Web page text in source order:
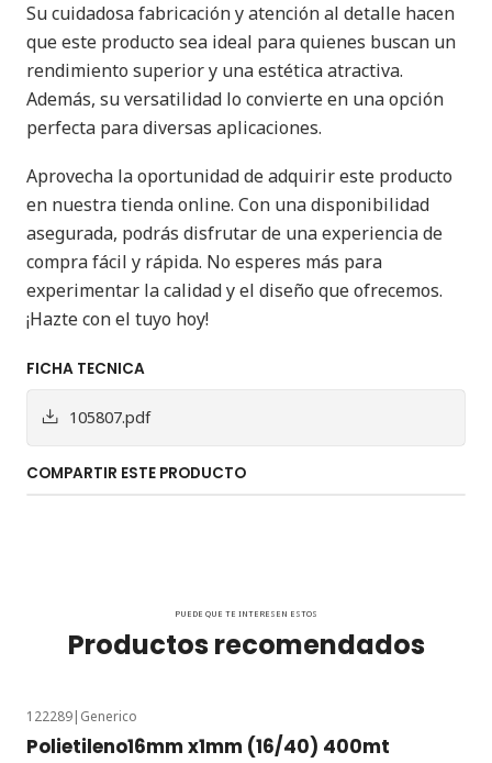
Su cuidadosa fabricación y atención al detalle hacen
que este producto sea ideal para quienes buscan un
rendimiento superior y una estética atractiva.
Además, su versatilidad lo convierte en una opción
perfecta para diversas aplicaciones.
Aprovecha la oportunidad de adquirir este producto
en nuestra tienda online. Con una disponibilidad
asegurada, podrás disfrutar de una experiencia de
compra fácil y rápida. No esperes más para
experimentar la calidad y el diseño que ofrecemos.
¡Hazte con el tuyo hoy!
FICHA TECNICA
105807.pdf
COMPARTIR ESTE PRODUCTO
PUEDE QUE TE INTERESEN ESTOS
Productos recomendados
122289| Generico
Polietileno16mm x1mm (16/40) 400mt